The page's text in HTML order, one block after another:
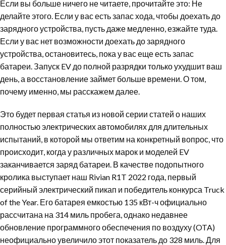
Если вы больше ничего не читаете, прочитайте это: Не
делайте этого. Если у вас есть запас хода, чтобы доехать до
зарядного устройства, пусть даже медленно, езжайте туда.
Если у вас нет возможности доехать до зарядного
устройства, остановитесь, пока у вас еще есть запас
батареи. Запуск EV до полной разрядки только ухудшит ваш
день, а восстановление займет больше времени. О том,
почему именно, мы расскажем далее.
Это будет первая статья из новой серии статей о наших
полностью электрических автомобилях для длительных
испытаний, в которой мы ответим на конкретный вопрос, что
происходит, когда у различных марок и моделей EV
заканчивается заряд батареи. В качестве подопытного
кролика выступает наш Rivian R1T 2022 года, первый
серийный электрический пикап и победитель конкурса Truck
of the Year. Его батарея емкостью 135 кВт-ч официально
рассчитана на 314 миль пробега, однако недавнее
обновление программного обеспечения по воздуху (OTA)
неофициально увеличило этот показатель до 328 миль. Для